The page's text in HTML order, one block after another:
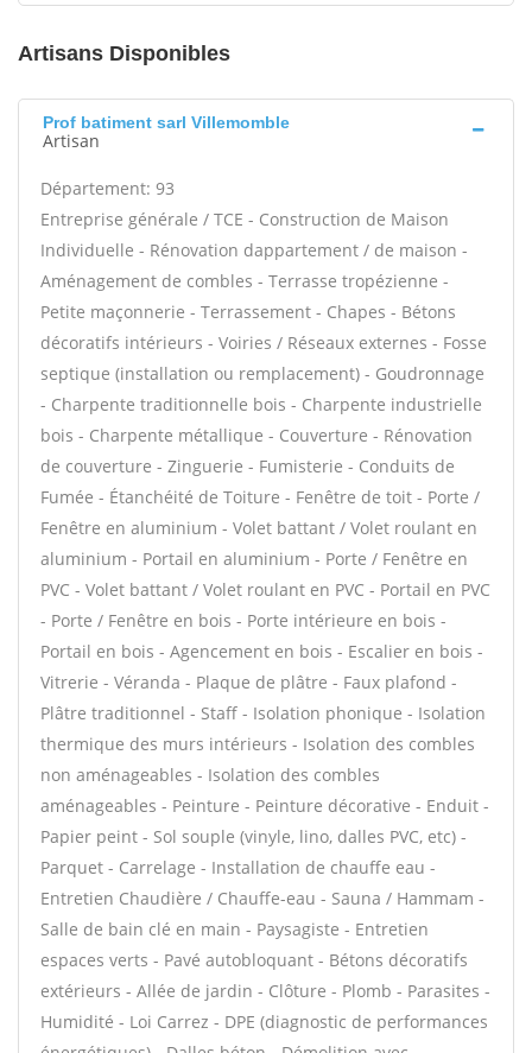
Artisans Disponibles
Prof batiment sarl Villemomble
Artisan
Département: 93
Entreprise générale / TCE - Construction de Maison
Individuelle - Rénovation dappartement / de maison -
Aménagement de combles - Terrasse tropézienne -
Petite maçonnerie - Terrassement - Chapes - Bétons
décoratifs intérieurs - Voiries / Réseaux externes - Fosse
septique (installation ou remplacement) - Goudronnage
- Charpente traditionnelle bois - Charpente industrielle
bois - Charpente métallique - Couverture - Rénovation
de couverture - Zinguerie - Fumisterie - Conduits de
Fumée - Étanchéité de Toiture - Fenêtre de toit - Porte /
Fenêtre en aluminium - Volet battant / Volet roulant en
aluminium - Portail en aluminium - Porte / Fenêtre en
PVC - Volet battant / Volet roulant en PVC - Portail en PVC
- Porte / Fenêtre en bois - Porte intérieure en bois -
Portail en bois - Agencement en bois - Escalier en bois -
Vitrerie - Véranda - Plaque de plâtre - Faux plafond -
Plâtre traditionnel - Staff - Isolation phonique - Isolation
thermique des murs intérieurs - Isolation des combles
non aménageables - Isolation des combles
aménageables - Peinture - Peinture décorative - Enduit -
Papier peint - Sol souple (vinyle, lino, dalles PVC, etc) -
Parquet - Carrelage - Installation de chauffe eau -
Entretien Chaudière / Chauffe-eau - Sauna / Hammam -
Salle de bain clé en main - Paysagiste - Entretien
espaces verts - Pavé autobloquant - Bétons décoratifs
extérieurs - Allée de jardin - Clôture - Plomb - Parasites -
Humidité - Loi Carrez - DPE (diagnostic de performances